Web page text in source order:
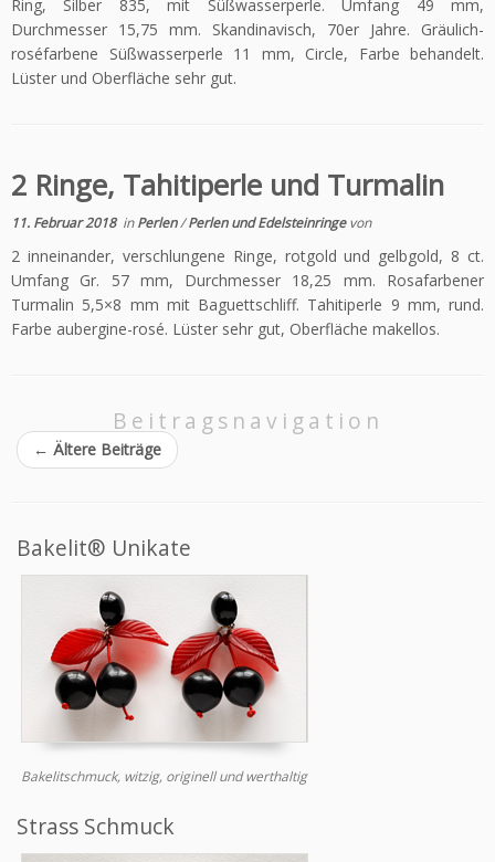
Ring, Silber 835, mit Süßwasserperle. Umfang 49 mm,
Durchmesser 15,75 mm. Skandinavisch, 70er Jahre. Gräulich-
roséfarbene Süßwasserperle 11 mm, Circle, Farbe behandelt.
Lüster und Oberfläche sehr gut.
2 Ringe, Tahitiperle und Turmalin
11. Februar 2018inPerlen/Perlen und Edelsteinringevon
2 inneinander, verschlungene Ringe, rotgold und gelbgold, 8 ct.
Umfang Gr. 57 mm, Durchmesser 18,25 mm. Rosafarbener
Turmalin 5,5×8 mm mit Baguettschliff. Tahitiperle 9 mm, rund.
Farbe aubergine-rosé. Lüster sehr gut, Oberfläche makellos.
Beitragsnavigation
← Ältere Beiträge
Bakelit® Unikate
Bakelitschmuck, witzig, originell und werthaltig
Strass Schmuck